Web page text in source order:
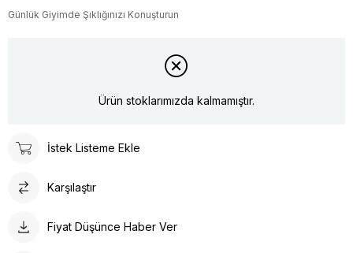
Günlük Giyimde Şıklığınızı Konuşturun
Ürün stoklarımızda kalmamıştır.
İstek Listeme Ekle
Karşılaştır
Fiyat Düşünce Haber Ver